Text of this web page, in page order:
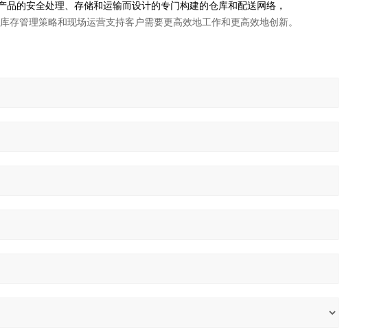
的安全处理、存储和运输而设计的专门构建的仓库和配送网络，
存管理策略和现场运营支持客户需要更高效地工作和更高效地创新。